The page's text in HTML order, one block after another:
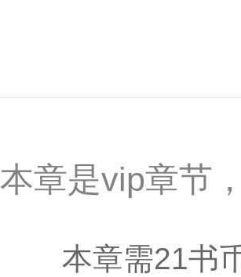
本章是vip章节
本章需21书